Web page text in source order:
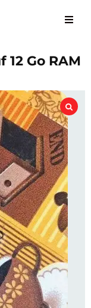
12 Go RAM